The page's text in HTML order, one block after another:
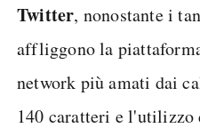
Twitter, nonostante i
affliggono la
network più amati dai
140 caratteri e l'utilizzo